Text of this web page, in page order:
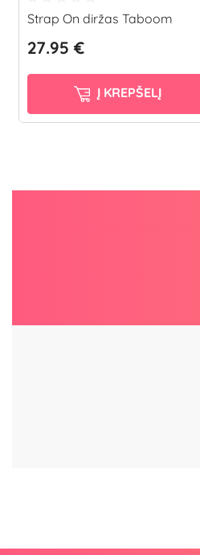
Strap On diržas Taboom
27.95 €
Į KREPŠELĮ